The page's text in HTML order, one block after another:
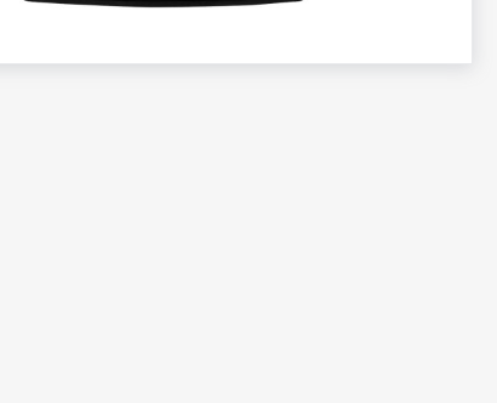
تخطي